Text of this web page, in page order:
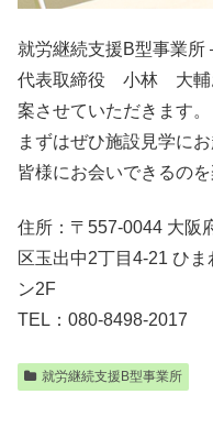
就労継続支援B型事業所
代表取締役 小林 大輔
案させていただきます。
まずはぜひ施設見学にお
皆様にお会いできるの
住所：〒557-0044 大阪
区玉出中2丁目4-21 ひま
ン2F
TEL：080-8498-2017
就労継続支援B型事業所